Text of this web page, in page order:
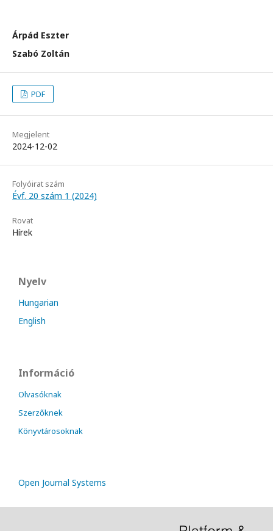
Árpád Eszter
Szabó Zoltán
PDF
Megjelent
2024-12-02
Folyóirat szám
Évf. 20 szám 1 (2024)
Rovat
Hírek
Nyelv
Hungarian
English
Információ
Olvasóknak
Szerzőknek
Könyvtárosoknak
Open Journal Systems